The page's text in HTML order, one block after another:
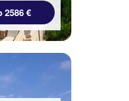
2586 €